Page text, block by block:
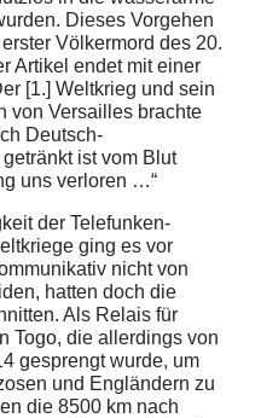
Dieses Vorgehen
Völkermord des 20.
Artikel endet mit einer
[1.] Weltkrieg und sein
von Versailles brachte
Deutsch-
ist vom Blut
uns verloren …“
der Telefunken-
ging es vor
nicht von
hatten doch die
Als Relais für
Togo, die allerdings von
gesprengt wurde, um
und Engländern zu
die 8500 km nach